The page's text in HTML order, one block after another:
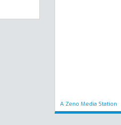
A Zeno Media Station